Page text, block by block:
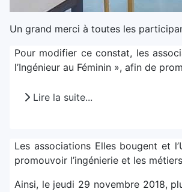
Un grand merci à toutes les
Pour modifier ce constat, les
l’Ingénieur au Féminin », afin de
Lire la suite...
Les associations Elles bougent et
promouvoir l’ingénierie et les
Ainsi, le jeudi 29 novembre 2018,